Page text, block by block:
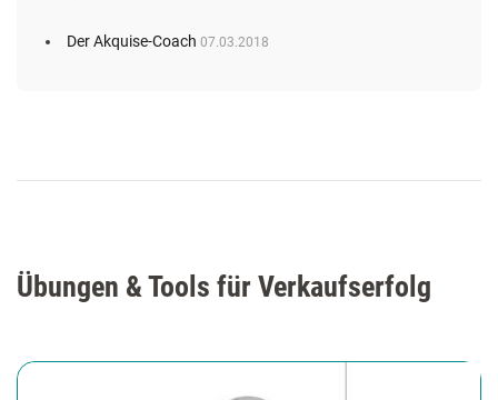
Der Akquise-Coach 07.03.2018
Übungen & Tools für Verkaufserfolg